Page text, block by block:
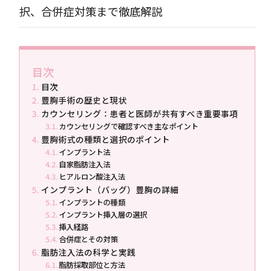
択、合併症対策まで徹底解説
目次
目次
豊胸手術の歴史と現状
カウンセリング：患者と医師が共有すべき重要事項
カウンセリングで確認すべき主なポイント
豊胸術式の種類と選択のポイント
インプラント法
自家脂肪注入法
ヒアルロン酸注入法
インプラント（バッグ）豊胸の詳細
インプラントの種類
インプラント挿入層の選択
挿入経路
合併症とその対策
脂肪注入法の科学と実践
脂肪採取部位と方法